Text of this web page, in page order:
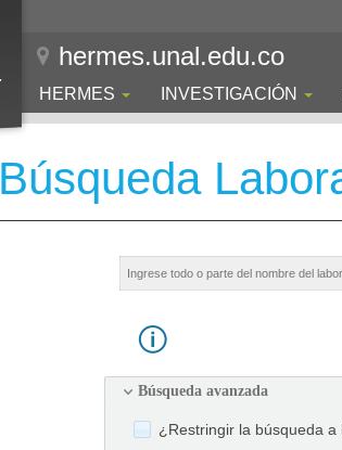
hermes.unal.edu.co
HERMES INVESTIGACIÓN
Búsqueda
Búsqueda avanzada
¿Restringir la búsqueda a